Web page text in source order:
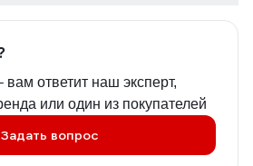
ответит наш эксперт,
или один из покупателей
Задать вопрос